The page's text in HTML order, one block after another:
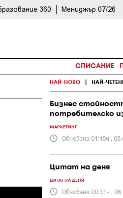
360 Мениджър 07/26
СПИСАНИЕ
НАЙ-НОВО НАЙ-
Бизнес
потребителско
МАРКЕТИНГ
Обновена 01:18ч.,
Цитат на деня
ЦИТАТ НА ДЕНЯ
Обновена 00:31ч.,